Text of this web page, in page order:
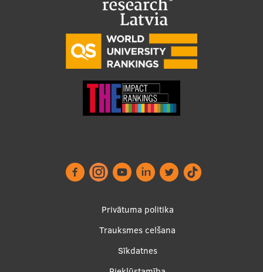
Privātuma politika
Trauksmes celšana
Sīkdatnes